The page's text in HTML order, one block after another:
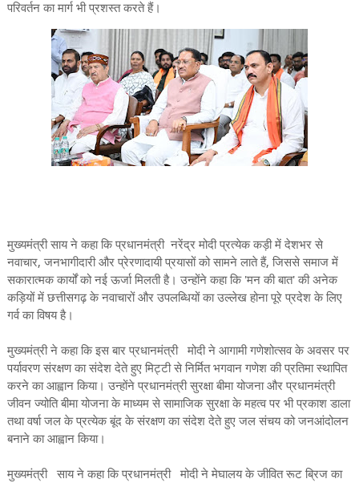
परिवर्तन का मार्ग भी प्रशस्त करते हैं।
मुख्यमंत्री साय ने कहा कि प्रधानमंत्री नरेंद्र मोदी प्रत्येक कड़ी में देशभर से
नवाचार, जनभागीदारी और प्रेरणादायी प्रयासों को सामने लाते हैं, जिससे समाज में
सकारात्मक कार्यों को नई ऊर्जा मिलती है। उन्होंने कहा कि 'मन की बात' की अनेक
कड़ियों में छत्तीसगढ़ के नवाचारों और उपलब्धियों का उल्लेख होना पूरे प्रदेश के लिए
गर्व का विषय है।
मुख्यमंत्री ने कहा कि इस बार प्रधानमंत्री मोदी ने आगामी गणेशोत्सव के अवसर पर
पर्यावरण संरक्षण का संदेश देते हुए मिट्टी से निर्मित भगवान गणेश की प्रतिमा स्थापित
करने का आह्वान किया। उन्होंने प्रधानमंत्री सुरक्षा बीमा योजना और प्रधानमंत्री
जीवन ज्योति बीमा योजना के माध्यम से सामाजिक सुरक्षा के महत्व पर भी प्रकाश डाला
तथा वर्षा जल के प्रत्येक बूंद के संरक्षण का संदेश देते हुए जल संचय को जनआंदोलन
बनाने का आह्वान किया।
मुख्यमंत्री साय ने कहा कि प्रधानमंत्री मोदी ने मेघालय के जीवित रूट ब्रिज का